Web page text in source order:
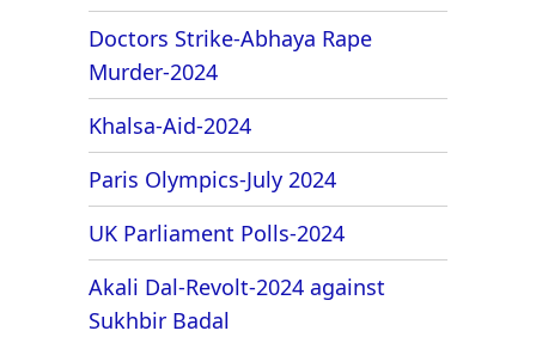
Doctors Strike-Abhaya Rape
Murder-2024
Khalsa-Aid-2024
Paris Olympics-July 2024
UK Parliament Polls-2024
Akali Dal-Revolt-2024 against
Sukhbir Badal